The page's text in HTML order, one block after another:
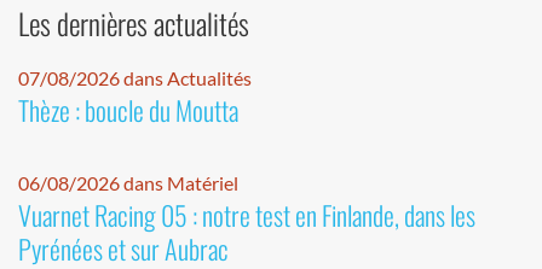
Les dernières actualités
07/08/2026 dans Actualités
Thèze : boucle du Moutta
06/08/2026 dans Matériel
Vuarnet Racing 05 : notre test en Finlande, dans les
Pyrénées et sur Aubrac